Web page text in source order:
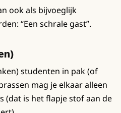
ook als bijvoeglijk
“Een schrale gast”.
studenten in pak (of
mag je elkaar alleen
(dat is het flapje stof aan de